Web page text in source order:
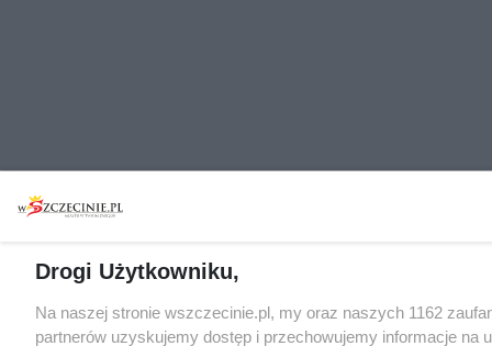
Drogi Użytkowniku,
Na naszej stronie wszczecinie.pl, my oraz naszych 1162
partnerów uzyskujemy dostęp i przechowujemy informacje na